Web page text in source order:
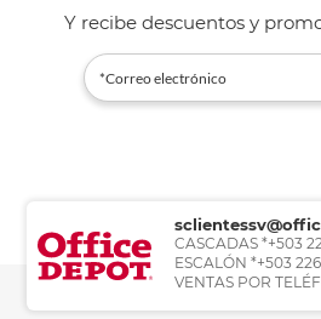
Y recibe descuentos y
CASCADAS *+503
ESCALÓN *+503
VENTAS POR